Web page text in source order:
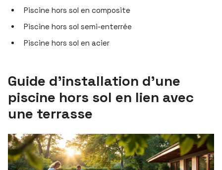
Piscine hors sol en composite
Piscine hors sol semi-enterrée
Piscine hors sol en acier
Guide d’installation d’une
piscine hors sol en lien avec
une terrasse